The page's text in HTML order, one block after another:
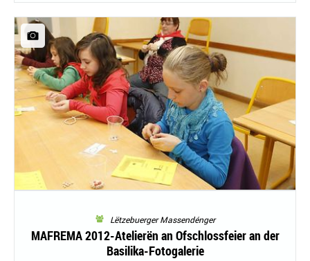
Lëtzebuerger Massendénger
MAFREMA 2012-Atelierën an Ofschlossfeier an der
Basilika-Fotogalerie